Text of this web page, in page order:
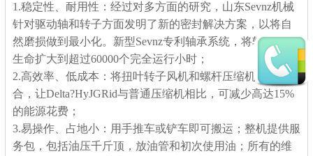
1.稳定性、耐用性：经过对多方面的研究，山东Sevnz机械
针对驱动轴和转子方面发明了新的密封解决方案，以将自
然磨损做到最小化。新型Sevnz专利轴承系统，将轴承使用
生命扩大到超过60000个完全运行小时；
2.高效率、低成本：将扭叶转子风机和螺杆压缩机完美结
合，让Delta?HyJGRid与普通压缩机相比，可减少高达15%
的能源花费；
3.易操作、占地小：用手推车或铲车即可搬运；整机提供服
务包，包括油压千斤顶，放油管和初次使用油；所有的维